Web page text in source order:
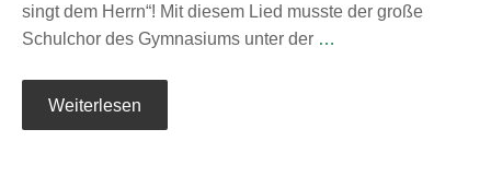
singt dem Herrn“! Mit diesem Lied musste der große
Schul­chor des Gymnasiums unter der …
Weiterlesen